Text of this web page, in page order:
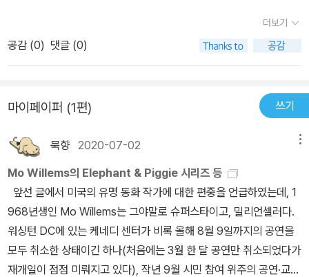
속계속 남으려면 어떻게 해야할까요?마지막 장에 바로 그 해답과 또
이 책의 반전이자 윌렘스의 재치와 센스를 볼 수 있는 내용이 있답니
다! 모 윌렘스 작가는 이미 우리나라에서 [그림책의 위대한 발견] 이
미도, 작가님의 싸인을 받으러 너무너무 가고 싶었어요 ㅠㅠ 아쉽게,
책을 선물했더니, 너무 기뻐하더라구요~ 베스트셀러, 모두에게 사랑
받는 책은 그런 것 같아요.지금 한번 보고 마는게 아니라, 돌고 돌며,
책 내용과 그림,등 이런 콘텐츠를 곳곳에서 쉽게 접할 수 있으니까요
~~~ 사실, 이제 막 글읽기를 시작하는 유아에게 너무 추천해주고픈
책인데요,우리 시크베베는 이제 3살로 글을 읽지는 못하지만, 라인과
색감이 단순한 이 책의 재미에 푹 빠졌답니다. 웃음을 말로 써둔 '히
히' '하하' 페이지에서는 글고 읽을 줄 모르지만 아빠가 읽어주니, 깔
더보기
공감 (0) 댓글 (0)
마이페이퍼 (1편) 쓰기
묵향2020-07-02
Mo Willems의 Elephant & Piggie 시리즈 등
앞선 글에서 미국의 유명 동화 작가에 대한 편중을 언급하였는데, 1
968년생인 Mo Willems는 그야말로 슈퍼스타이고, 밀리언셀러다.
워싱턴 DC에 있는 케네디 센터가 비록 올해 8월 9일까지의 공연을
모두 취소한 상태이긴 하나(처음에는 3월 한 달 공연만 취소되었다가
재개일이 점점 미뤄지고 있다), 작년 9월 시민 참여 위주의 공연·교육